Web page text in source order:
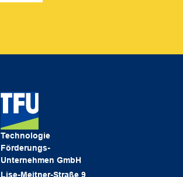
Technologie
Förderungs-
Unternehmen GmbH
Lise-Meitner-Straße 9